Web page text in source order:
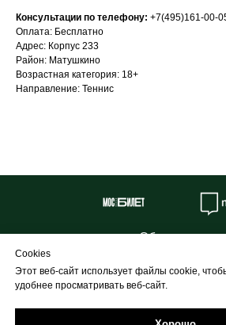
Консультации по телефону: +7(495)161-00-
Оплата: Бесплатно
Адрес: Корпус 233
Район: Матушкино
Возрастная категория: 18+
Направление: Теннис
Об
Профилактика
Cookies
Этот веб-сайт использует файлы cookie,
удобнее просматривать веб-сайт.